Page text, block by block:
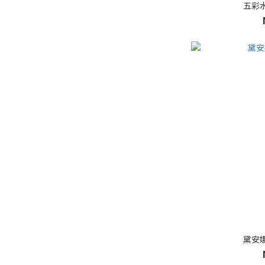
五彩
黛安